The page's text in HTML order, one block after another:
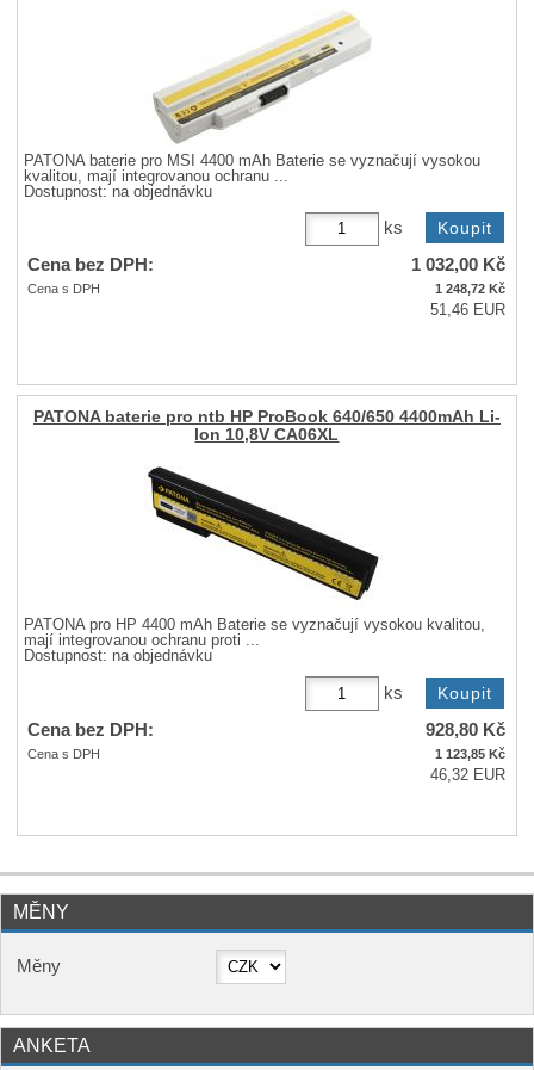
PATONA baterie pro MSI 4400 mAh Baterie se vyznačují vysokou
kvalitou, mají integrovanou ochranu ...
Dostupnost: na objednávku
ks
Cena bez DPH: 1 032,00 Kč
Cena s DPH 1 248,72 Kč
51,46 EUR
PATONA baterie pro ntb HP ProBook 640/650 4400mAh Li-
lon 10,8V CA06XL
PATONA pro HP 4400 mAh Baterie se vyznačují vysokou kvalitou,
mají integrovanou ochranu proti ...
Dostupnost: na objednávku
ks
Cena bez DPH: 928,80 Kč
Cena s DPH 1 123,85Kč
46,32 EUR
MĚNY
Měny
ANKETA